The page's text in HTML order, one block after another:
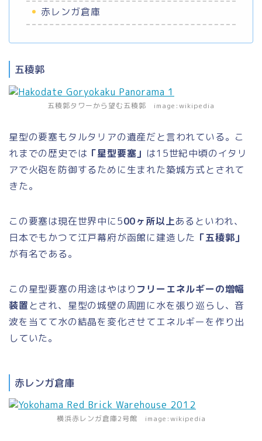
赤レンガ倉庫
五稜郭
五稜郭タワーから望む五稜郭 image:wikipedia
星型の要塞もタルタリアの遺産だと言われている。こ
れまでの歴史では 「星型要塞」 は15世紀中頃のイタリ
アで火砲を防御するために生まれた築城方式とされて
きた。
この要塞は現在世界中に500ヶ所以上あるといわれ、
日本でもかつて江戸幕府が函館に建造した 「五稜郭」
が有名である。
この星型要塞の用途はやはりフリーエネルギーの増幅
装置とされ、星型の城壁の周囲に水を張り巡らし、音
波を当てて水の結晶を変化させてエネルギーを作り出
していた。
赤レンガ倉庫
横浜赤レンガ倉庫2号館 image:wikipedia